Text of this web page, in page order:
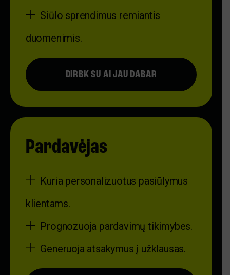
Siūlo sprendimus remiantis
duomenimis.
DIRBK SU AI JAU DABAR
Pardavėjas
Kuria personalizuotus pasiūlymus
klientams.
Prognozuoja pardavimų tikimybes.
Generuoja atsakymus į užklausas.